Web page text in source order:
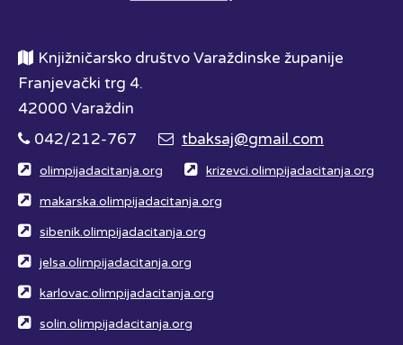
Knjižničarsko društvo Varaždinske županije
Franjevački trg 4.
42000 Varaždin
042/212-767
tbaksaj@gmail.com
olimpijadacitanja.org krizevci.olimpijadacitanja.org
makarska.olimpijadacitanja.org
sibenik.olimpijadacitanja.org
jelsa.olimpijadacitanja.org
karlovac.olimpijadacitanja.org
solin.olimpijadacitanja.org